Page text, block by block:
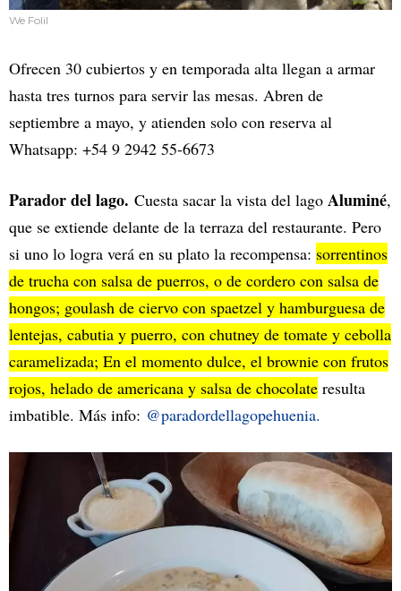
We Folil
Ofrecen 30 cubiertos y en temporada alta llegan a armar
hasta tres turnos para servir las mesas. Abren de
septiembre a mayo, y atienden solo con reserva al
Whatsapp: +54 9 2942 55-6673
Parador del lago. Cuesta sacar la vista del lago Aluminé,
que se extiende delante de la terraza del restaurante. Pero
si uno lo logra verá en su plato la recompensa: sorrentinos
de trucha con salsa de puerros, o de cordero con salsa de
hongos; goulash de ciervo con spaetzel y hamburguesa de
lentejas, cabutia y puerro, con chutney de tomate y cebolla
caramelizada; En el momento dulce, el brownie con frutos
rojos, helado de americana y salsa de chocolate resulta
imbatible. Más info: @paradordellagopehuenia.